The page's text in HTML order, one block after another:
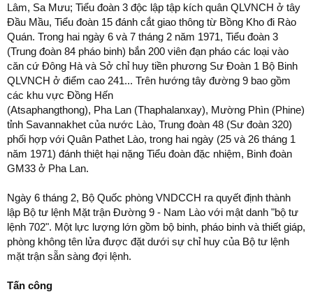
Lâm, Sa Mưu; Tiểu đoàn 3 độc lập tập kích quân QLVNCH ở tây
Đầu Mầu, Tiểu đoàn 15 đánh cắt giao thông từ Bồng Kho đi Rào
Quán. Trong hai ngày 6 và 7 tháng 2 năm 1971, Tiểu đoàn 3
(Trung đoàn 84 pháo binh) bắn 200 viên đạn pháo các loại vào
căn cứ Đông Hà và Sở chỉ huy tiền phương Sư Đoàn 1 Bộ Binh
QLVNCH ở điểm cao 241... Trên hướng tây đường 9 bao gồm
các khu vực Đồng Hến
(Atsaphangthong), Pha Lan (Thaphalanxay), Mường Phìn (Phine)
tỉnh Savannakhet của nước Lào, Trung đoàn 48 (Sư đoàn 320)
phối hợp với Quân Pathet Lào, trong hai ngày (25 và 26 tháng 1
năm 1971) đánh thiệt hại nặng Tiểu đoàn đặc nhiệm, Binh đoàn
GM33 ở Pha Lan.
Ngày 6 tháng 2, Bộ Quốc phòng VNDCCH ra quyết định thành
lập Bộ tư lệnh Mặt trận Đường 9 - Nam Lào với mật danh "bộ tư
lệnh 702". Một lực lượng lớn gồm bộ binh, pháo binh và thiết giáp,
phòng không tên lửa được đặt dưới sự chỉ huy của Bộ tư lệnh
mặt trận sẵn sàng đợi lệnh.
Tấn công